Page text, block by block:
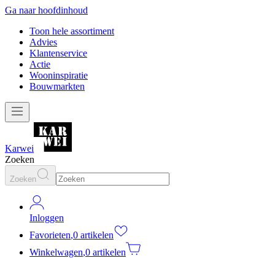
Ga naar hoofdinhoud
Toon hele assortiment
Advies
Klantenservice
Actie
Wooninspiratie
Bouwmarkten
Karwei
Zoeken
Zoeken
Inloggen
Favorieten,0 artikelen
Winkelwagen,0 artikelen